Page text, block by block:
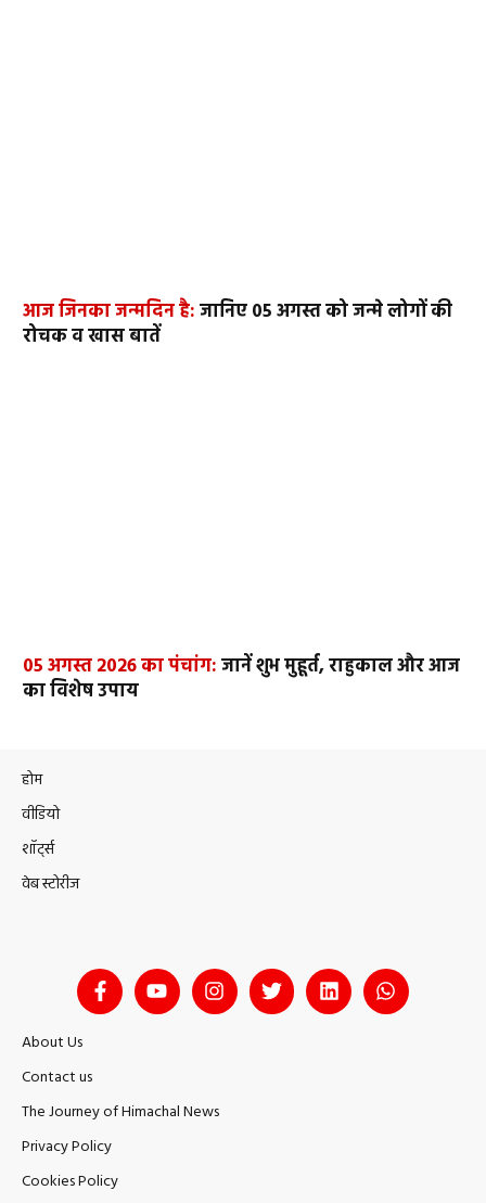
आज जिनका जन्मदिन है:जानिए 05 अगस्त को जन्मे लोगों की
रोचक व खास बातें
05 अगस्त 2026 का पंचांग:जानें शुभ मुहूर्त, राहुकाल और आज
का विशेष उपाय
होम
वीडियो
शॉर्ट्स
वेब स्टोरीज
About Us
Contact us
The Journey of Himachal News
Privacy Policy
Cookies Policy